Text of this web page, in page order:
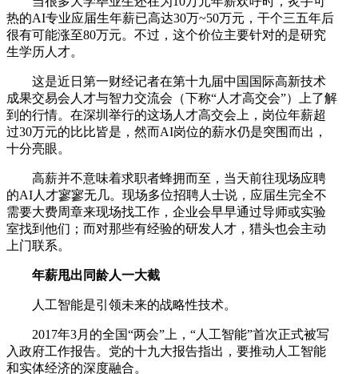
热的AI专业应届生年薪已高达30万~50万元，干个三五年后
很有可能涨至80万元。不过，这个价位主要针对的是研究
生学历人才。
这是近日第一财经记者在第十九届中国国际高新技术
成果交易会人才与智力交流会（下称“人才高交会”）上了解
到的行情。在深圳举行的这场人才高交会上，岗位年薪超
过30万元的比比皆是，然而AI岗位的薪水仍是突围而出，
十分亮眼。
高薪并不意味着求职者蜂拥而至，当天前往现场应聘
的AI人才寥寥无几。现场多位招聘人士说，应届生完全不
需要大费周章来现场找工作，企业会早早通过导师或实验
室找到他们；而对那些有经验的研发人才，猎头也会主动
上门联系。
年薪甩出同龄人一大截
人工智能是引领未来的战略性技术。
2017年3月的全国“两会”上，“人工智能”首次正式被写
入政府工作报告。党的十九大报告指出，要推动人工智能
和实体经济的深度融合。